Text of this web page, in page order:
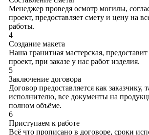
Менеджер проведя осмотр могилы,
проект, предоставляет смету и цену на
работы.
4
Создание макета
Наша гранитная мастерская,
проект, при заказе у нас работ изделия.
5
Заключение договора
Договор предоставляется как заказчику,
исполнителю, все документы на
полном объёме.
6
Приступаем к работе
Всё что прописано в договоре, сроки